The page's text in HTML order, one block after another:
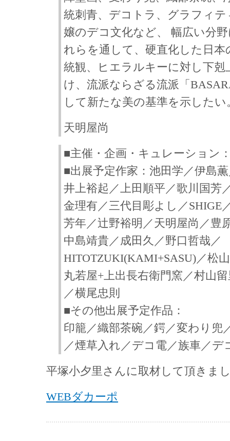
統刺青、デコトラ、グラフィテ
嬢のデコ文化など、 幅広い分
れらを通して、硬直化した日本
統観、ヒエラルキーに対し下剋
け、流派ならざる流派「
して新たな美の基準を示したい
天明屋尚
■主催・企画・キュレーション
■出展予定作家：池田学／伊島
井上裕起／上田順平／歌川国芳
金理有／三代目彫よし／SHIGE
芳年／辻野裕明／天明屋尚／豊
中島靖貴／成田久／野口哲哉／
HITOTZUKI(KAMI+SASU)／松
丸若屋+上出長右衛門窯／村山
／横尾忠則
■その他出展予定作品：
印籠／織部茶碗／鍔／変わり兜
／煙草入れ／デコ電／族車／デ
平塚小夕里さんに取材して頂きま
WEBダカーポ